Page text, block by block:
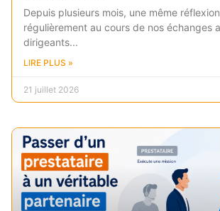
Depuis plusieurs mois, une même
régulièrement au cours de nos échanges
dirigeants
LIRE PLUS »
21 juillet 2026